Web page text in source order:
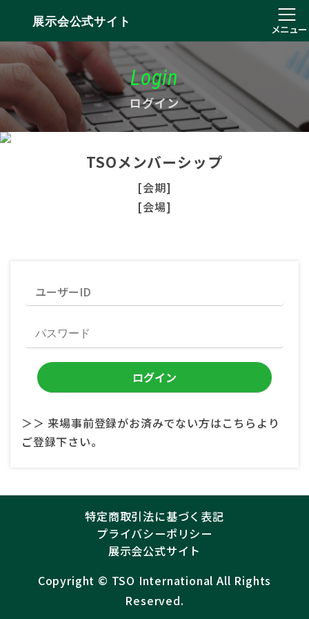
展示会公式サイト
メニュー
Login
ログイン
TSOメンバーシップ
[会期]
[会場]
＞＞ 来場事前登録がお済みでない方はこちらより
ご登録下さい。
特定商取引法に基づく表記
プライバシーポリシー
展示会公式サイト
Copyright ©︎ TSO International All Rights
Reserved.